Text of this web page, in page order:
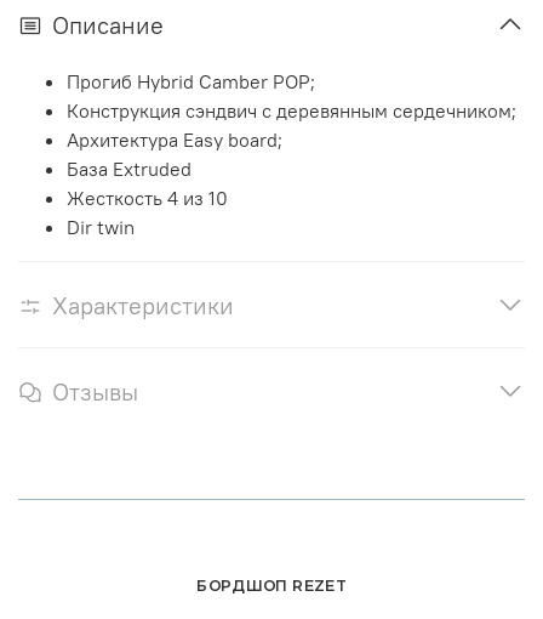
Описание
Прогиб Hybrid Camber POP;
Конструкция сэндвич с деревянным сердечником;
Архитектура Easy board;
База Extruded
Жесткость 4 из 10
Dir twin
Характеристики
Отзывы
БОРДШОП REZET